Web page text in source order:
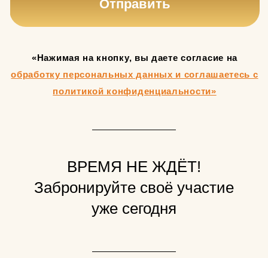
ВРЕМЯ НЕ ЖДЁТ!
Забронируйте своё участие
уже сегодня